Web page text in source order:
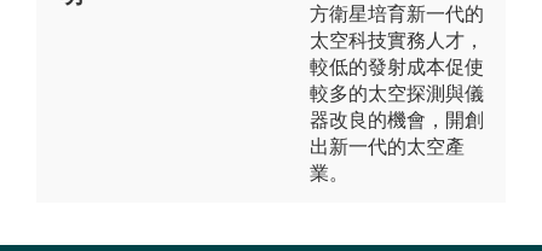
方衛星培育新一代的
太空科技實務人才，
較低的發射成本促使
較多的太空探測與儀
器改良的機會，開創
出新一代的太空產
業。